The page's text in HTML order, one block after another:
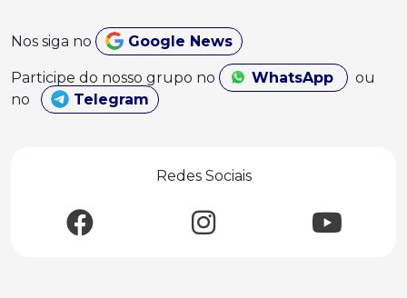
Nos siga no Google News
Participe do nosso grupo no WhatsApp
ou
no
Telegram
Redes Sociais